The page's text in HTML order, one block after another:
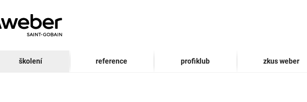
školení reference profiklub zkus weber